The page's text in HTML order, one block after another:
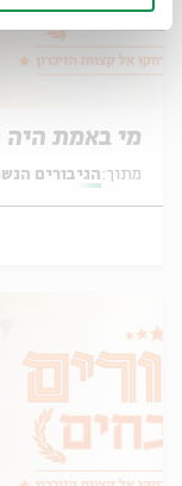
מי באמת היה
מתוך: הגיבורים